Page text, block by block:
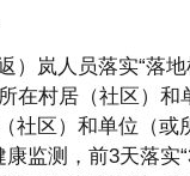
）岚人员落实“落
在村居（社区）和
社区）和单位（或
监测，前3天落实